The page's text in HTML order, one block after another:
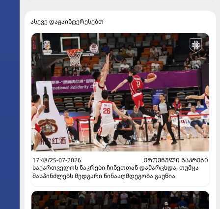
ასევე დაგაინტერესებთ
17:48/25-07-2026
ᲔᲠᲝᲕᲜᲣᲚᲘ ᲜᲐᲙᲠᲔᲑᲘ
საქართველოს ნაკრები ჩინეთთან დამარცხდა, თუმცა
მასპინძლებს მედგარი წინააღმდეგობა გაუწია